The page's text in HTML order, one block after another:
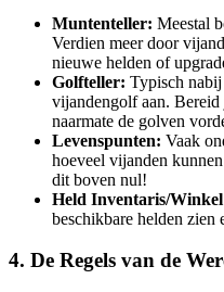
Muntenteller: Meestal
Verdien meer door
nieuwe helden of
Golfteller: Typisch
vijandengolf aan.
naarmate de golven
Levenspunten: Vaak
hoeveel vijanden
dit boven nul!
Held Inventaris/
beschikbare helden zien
4. De Regels van de